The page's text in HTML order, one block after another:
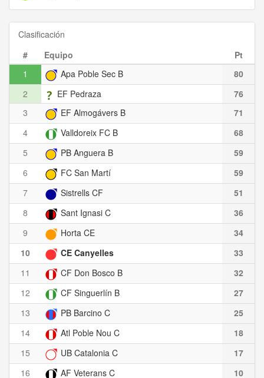
Clasificación
#
Equipo
Pt
1
Apa Poble Sec B
80
2
EF Pedraza
76
3
EF Almogávers B
71
4
Valldoreix FC B
68
5
PB Anguera B
59
6
FC San Martí
59
7
Sistrells CF
51
8
Sant Ignasi C
36
9
Horta CE
34
10
CE Canyelles
33
11
CF Don Bosco B
32
12
CF Singuerlín B
27
13
PB Barcino C
25
14
Atl Poble Nou C
18
15
UB Catalonia C
17
16
AF Veterans C 10